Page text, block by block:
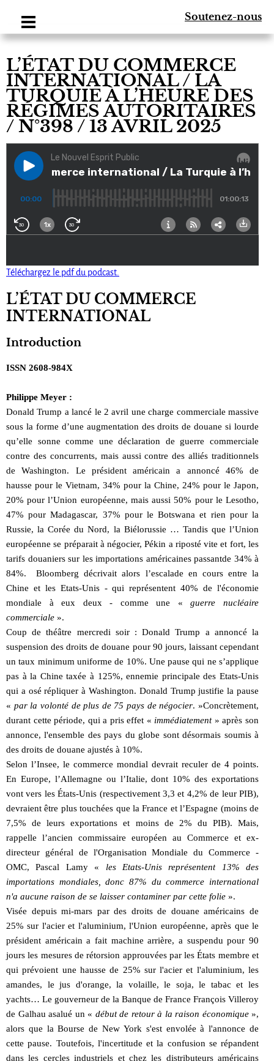
Soutenez-nous
L’ÉTAT DU COMMERCE
INTERNATIONAL / LA
TURQUIE À L’HEURE DES
RÉGIMES AUTORITAIRES
/ N°398 / 13 AVRIL 2025
Téléchargez le pdf du podcast.
L’ÉTAT DU COMMERCE
INTERNATIONAL
Introduction
ISSN 2608-984X
Philippe Meyer :
Donald Trump a lancé le 2 avril une charge commerciale massive
sous la forme d’une augmentation des droits de douane si lourde
qu’elle sonne comme une déclaration de guerre commerciale
contre des concurrents, mais aussi contre des alliés traditionnels
de Washington. Le président américain a annoncé 46% de
hausse pour le Vietnam, 34% pour la Chine, 24% pour le Japon,
20% pour l’Union européenne, mais aussi 50% pour le Lesotho,
47% pour Madagascar, 37% pour le Botswana et rien pour la
Russie, la Corée du Nord, la Biélorussie … Tandis que l’Union
européenne se préparait à négocier, Pékin a riposté vite et fort, les
tarifs douaniers sur les importations américaines passantde 34% à
84%. Bloomberg décrivait alors l’escalade en cours entre la
Chine et les Etats-Unis - qui représentent 40% de l'économie
mondiale à eux deux - comme une «guerre nucléaire
commerciale ».
Coup de théâtre mercredi soir : Donald Trump a annoncé la
suspension des droits de douane pour 90 jours, laissant cependant
un taux minimum uniforme de 10%. Une pause qui ne s’applique
pas à la Chine taxée à 125%, ennemie principale des Etats-Unis
qui a osé répliquer à Washington. Donald Trump justifie la pause
« par la volonté de plus de 75 pays de négocier. »Concrètement,
durant cette période, qui a pris effet « immédiatement» après son
annonce, l'ensemble des pays du globe sont désormais soumis à
des droits de douane ajustés à 10%.
Selon l’Insee, le commerce mondial devrait reculer de 4 points.
En Europe, l’Allemagne ou l’Italie, dont 10% des exportations
vont vers les États-Unis (respectivement 3,3 et 4,2% de leur PIB),
devraient être plus touchées que la France et l’Espagne (moins de
7,5% de leurs exportations et moins de 2% du PIB). Mais,
rappelle l’ancien commissaire européen au Commerce et ex-
directeur général de l'Organisation Mondiale du Commerce -
OMC, Pascal Lamy « les Etats-Unis représentent 13% des
importations mondiales, donc 87% du commerce international
n'a aucune raison de se laisser contaminer par cette folie ».
Visée depuis mi-mars par des droits de douane américains de
25% sur l'acier et l'aluminium, l'Union européenne, après que le
président américain a fait machine arrière, a suspendu pour 90
jours les mesures de rétorsion approuvées par les États membre et
qui prévoient une hausse de 25% sur l'acier et l'aluminium, les
amandes, le jus d'orange, la volaille, le soja, le tabac et les
yachts… Le gouverneur de la Banque de France François Villeroy
de Galhau asalué un « début de retour à la raison économique»,
alors que la Bourse de New York s'est envolée à l'annonce de
cette pause. Toutefois, l'incertitude et la confusion se répandent
dans les cercles industriels et chez les distributeurs américains